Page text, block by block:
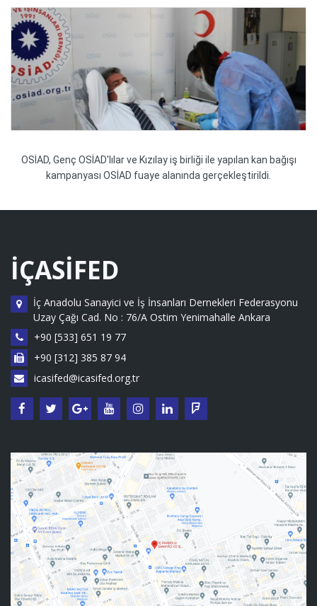
OSİAD, Genç OSİAD'lılar ve Kızılay iş birliği ile yapılan kan bağışı
kampanyası OSİAD fuaye alanında gerçekleştirildi.
İÇASİFED
İç Anadolu Sanayici ve İş İnsanları Dernekleri Federasyonu
Uzay Çağı Cad. No : 76/A Ostim Yenimahalle Ankara
+90 [533] 651 19 77
+90 [312] 385 87 94
icasifed@icasifed.org.tr